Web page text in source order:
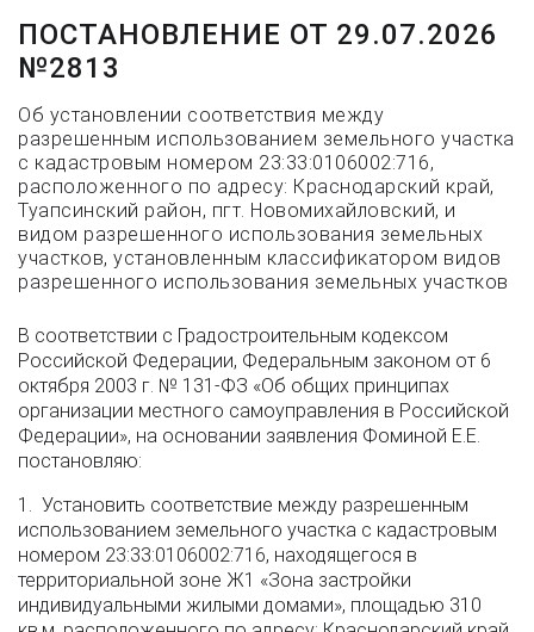
ПОСТАНОВЛЕНИЕ ОТ 29.07.2026
№2813
Об установлении соответствия между
разрешенным использованием земельного участка
с кадастровым номером 23:33:0106002:716,
расположенного по адресу: Краснодарский край,
Туапсинский район, пгт. Новомихайловский, и
видом разрешенного использования земельных
участков, установленным классификатором видов
разрешенного использования земельных участков
В соответствии с Градостроительным кодексом
Российской Федерации, Федеральным законом от 6
октября 2003 г. № 131-ФЗ «Об общих принципах
организации местного самоуправления в Российской
Федерации», на основании заявления Фоминой Е.Е.
постановляю:
1. Установить соответствие между разрешенным
использованием земельного участка с кадастровым
номером 23:33:0106002:716, находящегося в
территориальной зоне Ж1 «Зона застройки
индивидуальными жилыми домами», площадью 310